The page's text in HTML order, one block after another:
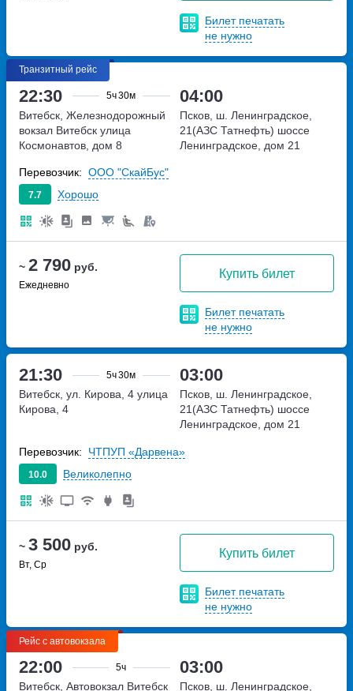
Билет печатать
не нужно
Транзитный рейс
22:30 5ч30м 04:00
~ 2 790 руб.
Ежедневно
Купить билет
Билет печатать
не нужно
Витебск, Железнодорожный
вокзал Витебск улица
Космонавтов, дом 8
Псков, ш. Ленинградское,
21(АЗС Татнефть) шоссе
Ленинградское, дом 21
7.7 Хорошо
Перевозчик: ООО "СкайБус"
21:30 5ч30м 03:00
~ 3 500 руб.
Вт, Ср
Купить билет
Билет печатать
не нужно
Витебск, ул. Кирова, 4 улица
Кирова, 4
Псков, ш. Ленинградское,
21(АЗС Татнефть) шоссе
Ленинградское, дом 21
10.0 Великолепно
Перевозчик: ЧТПУП «Дарвена»
Рейс с автовокзала
22:00 5ч 03:00
Витебск, Автовокзал Витебск Псков, ш. Ленинградское,